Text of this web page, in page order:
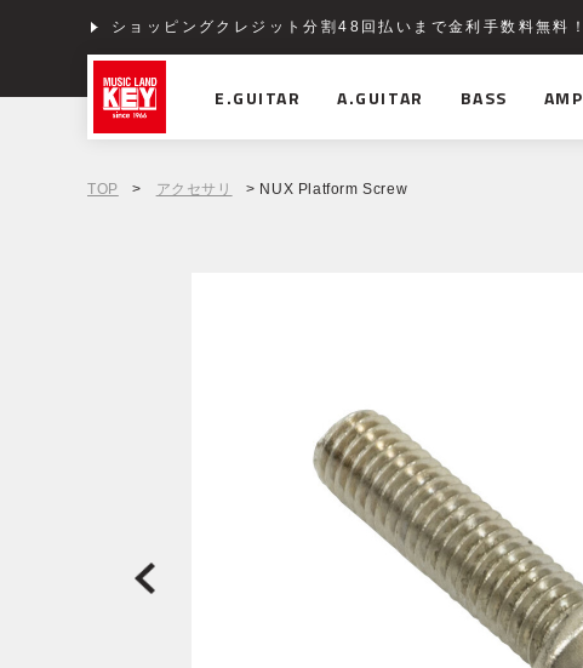
ショッピングクレジット分割48回払いまで金利手数料無料！
E.GUITAR A.GUITAR BASS AMP
TOP > アクセサリ > NUX Platform Screw